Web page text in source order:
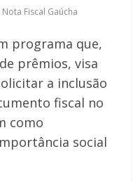
Fiscal Gaúcha
programa que,
prêmios, visa
a inclusão
fiscal no
como
social